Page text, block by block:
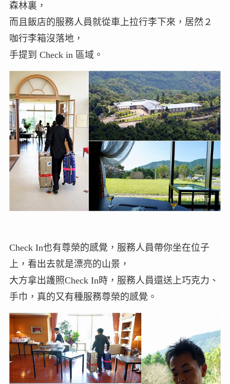
森林裏，
而且飯店的服務人員就從車上拉行李下來，居然２
咖行李箱沒落地，
手提到 Check in 區域。
Check In也有尊榮的感覺，服務人員帶你坐在位子
上，看出去就是漂亮的山景，
大方拿出護照Check In時，服務人員還送上巧克力、
手巾，真的又有種服務尊榮的感覺。